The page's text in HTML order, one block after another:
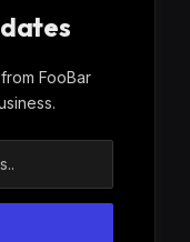
FooBar